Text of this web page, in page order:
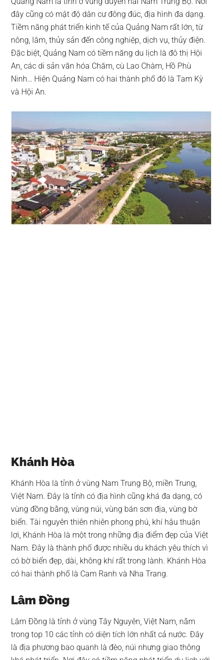
đây cũng có mật độ dân cư đông đúc, địa hình đa dạng.
Tiềm năng phát triển kinh tế của Quảng Nam rất lớn, từ
nông, lâm, thủy sản đến công nghiệp, dịch vụ, thủy điện.
Đặc biệt, Quảng Nam có tiềm năng du lịch là đô thị Hội
An, các di sản văn hóa Chăm, cù Lao Chàm, Hồ Phù
Ninh… Hiện Quảng Nam có hai thành phố đó là Tam Kỳ
và Hội An.
Khánh Hòa
Khánh Hòa là tỉnh ở vùng Nam Trung Bộ, miền Trung,
Việt Nam. Đây là tỉnh có địa hình cũng khá đa dạng, có
vùng đồng bằng, vùng núi, vùng bán sơn địa, vùng bờ
biển. Tài nguyên thiên nhiên phong phú, khí hậu thuận
lợi, Khánh Hòa là một trong những địa điểm đẹp của Việt
Nam. Đây là thành phố được nhiều du khách yêu thích vì
có bờ biển đẹp, dài, không khí rất trong lành. Khánh Hòa
có hai thành phố là Cam Ranh và Nha Trang.
Lâm Đồng
Lâm Đồng là tỉnh ở vùng Tây Nguyên, Việt Nam, nằm
trong top 10 các tỉnh có diện tích lớn nhất cả nước. Đây
là địa phương bao quanh là đèo, núi nhưng giao thông